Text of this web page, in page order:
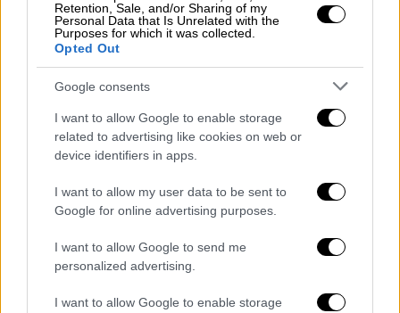
Retention, Sale, and/or Sharing of my
Personal Data that Is Unrelated with the
Purposes for which it was collected.
Opted Out
Google consents
I want to allow Google to enable storage
related to advertising like cookies on web or
device identifiers in apps.
I want to allow my user data to be sent to
Google for online advertising purposes.
I want to allow Google to send me
personalized advertising.
I want to allow Google to enable storage
μεταφέρθηκαν 3 οχήματα με γερανό,
αφαιρέθηκαν 10 άδειες ικανότητας
οδήγησης και 13 άδειες κυκλοφορίας
και
πραγματοποιήθηκαν 80 αφαιρέσεις
καλωδίων από πυλώνες της ΔΕΗ.
Επίσης, πραγματοποιήθηκαν, παρουσία
εισαγγελικού λειτουργού, τέσσερις έρευνες
σε οικίες, στις οποίες βρέθηκαν, συνολικά
2,4 γραμμάρια ηρωίνης, 4
επιδαπέδια ηχεία μεγάλης ισχύος, 5 κάμερες